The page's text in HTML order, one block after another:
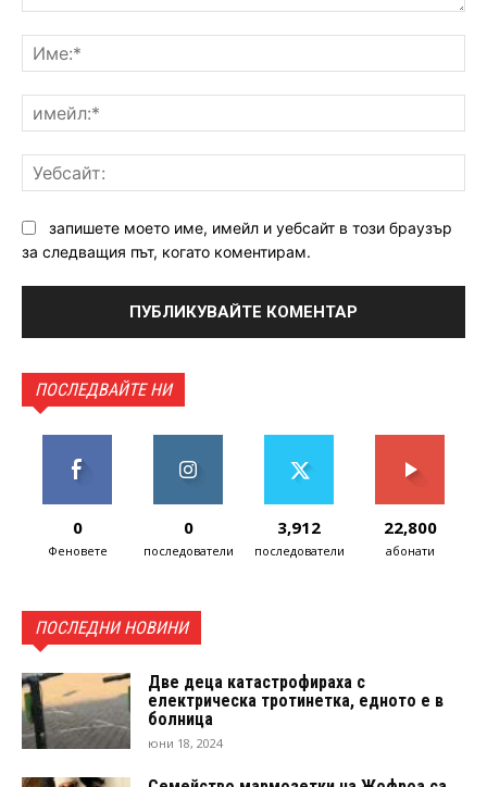
запишете моето име, имейл и уебсайт в този браузър
за следващия път, когато коментирам.
ПОСЛЕДВАЙТЕ НИ
0
Феновете
0
последователи
3,912
последователи
22,800
абонати
ПОСЛЕДНИ НОВИНИ
Две деца катастрофираха с
електрическа тротинетка, едното е в
болница
юни 18, 2024